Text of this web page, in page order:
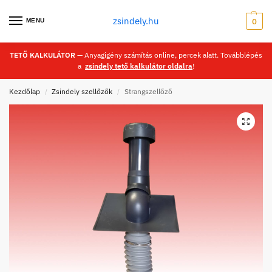
MENU zsindely.hu 0
TETŐ KALKULÁTOR — Anyagigény számítás online, percek alatt. Továbblépés
a zsindely tető kalkulátor oldalra!
Kezdőlap / Zsindely szellőzők / Strangszellőző